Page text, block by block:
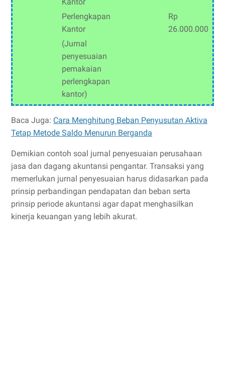
Perlengkapan
Kantor
Rp
26.000.000
(Jurnal
penyesuaian
pemakaian
perlengkapan
kantor)
Baca Juga: Cara Menghitung Beban Penyusutan Aktiva
Tetap Metode Saldo Menurun Berganda
Demikian contoh soal jurnal penyesuaian perusahaan
jasa dan dagang akuntansi pengantar. Transaksi yang
memerlukan jurnal penyesuaian harus didasarkan pada
prinsip perbandingan pendapatan dan beban serta
prinsip periode akuntansi agar dapat menghasilkan
kinerja keuangan yang lebih akurat.